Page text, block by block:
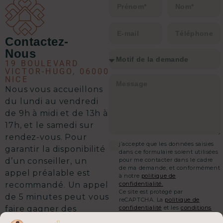
faut pour envisager une transaction
immobilière en toute sérénité.
Contactez-
Nous
19 BOULEVARD
VICTOR-HUGO, 06000
NICE
Nous vous accueillons
d u lundi au vendredi
de 9h à midi et de 13h à
17h, et le samedi sur
rendez-vous. Pour
garantir la disponibilité
d’un conseiller, un
appel préalable est
recommandé. Un appel
de 5 minutes peut vous
faire gagner des
semaines sur votre
j’accepte que les données saisies
dans ce formulaire soient utilisées
pour me contacter dans le cadre
de ma demande, et conformément
à notre politique de
confidentialité.
Ce site est protégé par
reCAPTCHA. La politique de
confidentialité et les conditions